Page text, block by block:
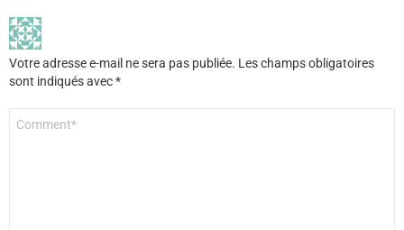
Votre adresse e-mail ne sera pas publiée. Les champs obligatoires
sont indiqués avec*